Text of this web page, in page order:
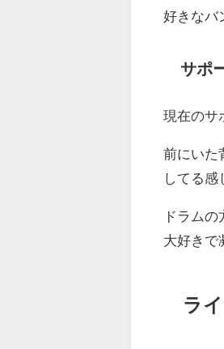
好きなバ
サポ
現在のサ
前にいた
してる感
ドラム
大好きで
ラ